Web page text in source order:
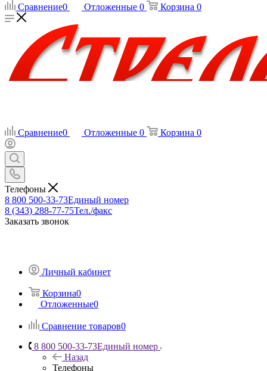
Сравнение0 Отложенные 0 Корзина 0
Сравнение0 Отложенные 0 Корзина 0
Телефоны
8 800 500-33-73Единый номер
8 (343) 288-77-75Тел./факс
Заказать звонок
Личный кабинет
Корзина0
Отложенные0
Сравнение товаров0
8 800 500-33-73Единый номер
Назад
Телефоны